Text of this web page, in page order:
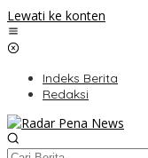
Lewati ke konten
Indeks Berita
Redaksi